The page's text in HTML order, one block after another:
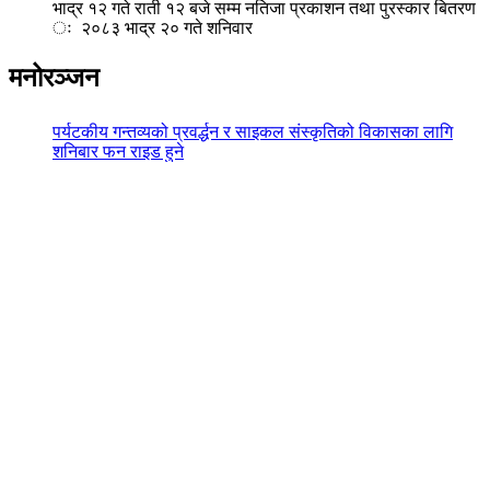
भाद्र १२ गते राती १२ बजे सम्म नतिजा प्रकाशन तथा पुरस्कार बितरण
ः २०८३ भाद्र २० गते शनिवार
मनोरञ्जन
पर्यटकीय गन्तव्यको प्रवर्द्धन र साइकल संस्कृतिको विकासका लागि
शनिबार फन राइड हुने